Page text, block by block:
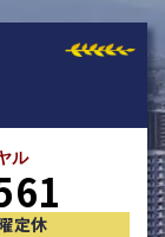
ル
定休